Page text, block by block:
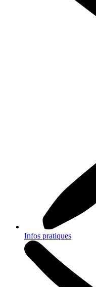
Infos pratiques